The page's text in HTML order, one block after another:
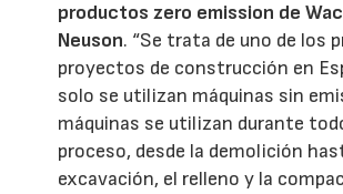
productos zero emission de
Neuson. “Se trata de uno de los
proyectos de construcción en
solo se utilizan máquinas sin
máquinas se utilizan durante
proceso, desde la demolición
excavación, el relleno y la